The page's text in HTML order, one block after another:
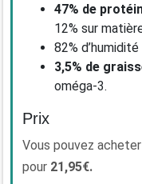
47% de
12% sur
82% d’humidité
3,5% de
oméga-3.
Prix
Vous pouvez acheter
pour 21,95€.